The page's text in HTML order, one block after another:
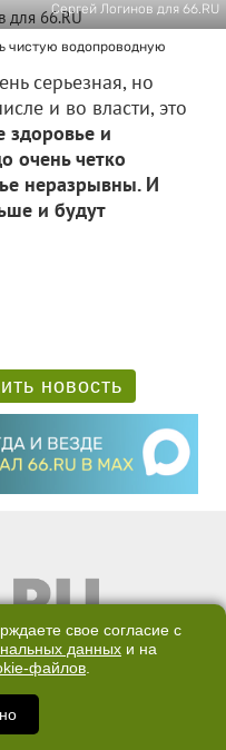
Сергей Логинов для 66.RU
чистую водопроводную
серьезная, но
и во власти, это
здоровье и
очень четко
неразрывны. И
и будут
новость
ОТДЕЛ ПРОДАЖ
ДАННЫХ
свое согласие с
данных и на
файлов.